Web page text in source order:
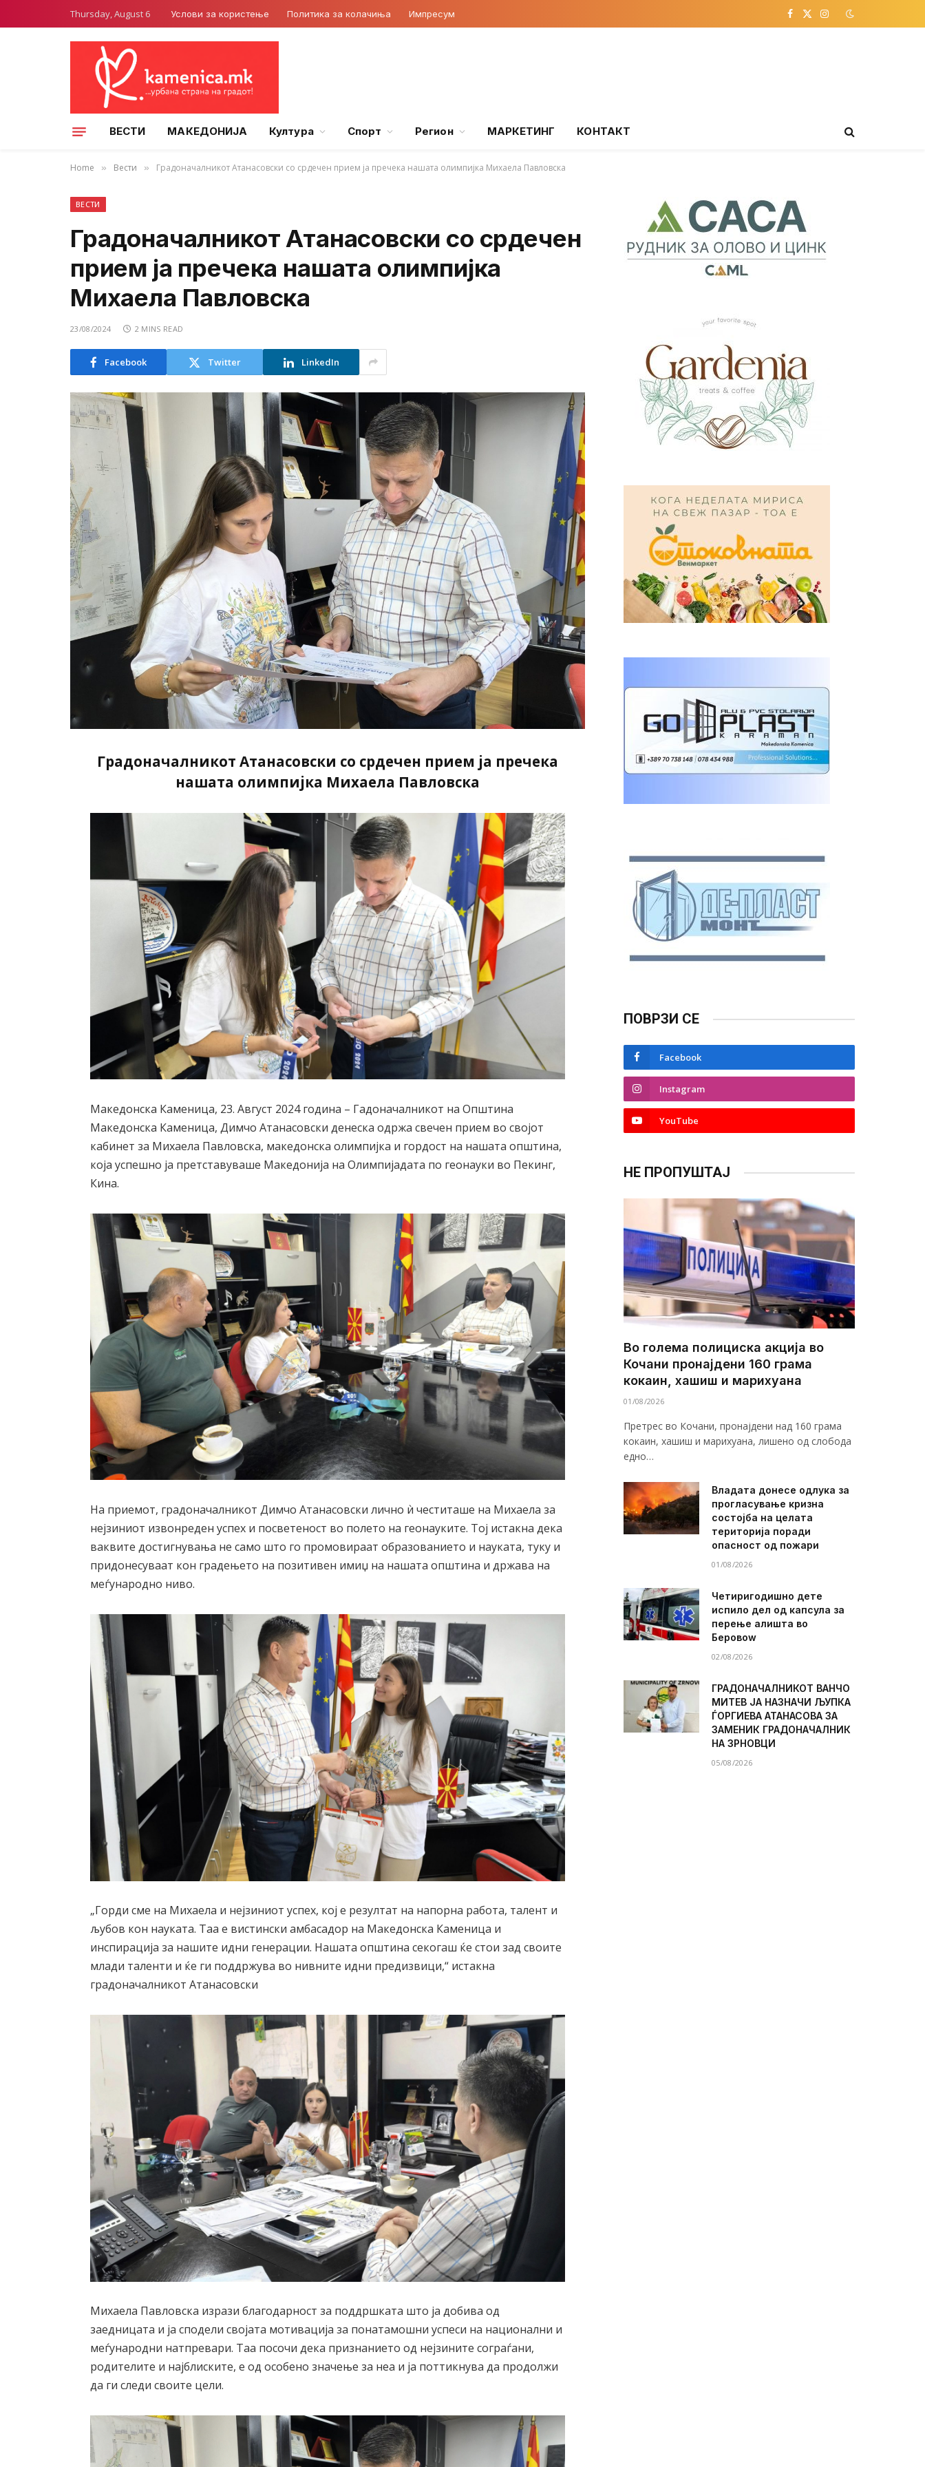
Thursday, August 6 Услови за користење Политика за колачиња Импресум Facebook
X
Instagram
ВЕСТИ МАКЕДОНИЈА Култура Спорт Регион МАРКЕТИНГ КОНТАКТ
Home » Вести » Градоначалникот Атанасовски со срдечен прием ја пречека нашата олимпијка Михаела Павловска
ВЕСТИ
Градоначалникот Атанасовски со срдечен
прием ја пречека нашата олимпијка
Михаела Павловска
23/08/2024 2 MINS READ
Facebook Twitter LinkedIn
Градоначалникот Атанасовски со срдечен прием ја пречека
нашата олимпијка Михаела Павловска
Македонска Каменица, 23. Август 2024 година – Гадоначалникот на Општина
Македонска Каменица, Димчо Атанасовски денеска одржа свечен прием во својот
кабинет за Михаела Павловска, македонска олимпијка и гордост на нашата општина,
која успешно ја претставуваше Македонија на Олимпијадата по геонауки во Пекинг,
Кина.
На приемот, градоначалникот Димчо Атанасовски лично ѝ честиташе на Михаела за
нејзиниот извонреден успех и посветеност во полето на геонауките. Тој истакна дека
ваквите достигнувања не само што го промовираат образованието и науката, туку и
придонесуваат кон градењето на позитивен имиџ на нашата општина и држава на
меѓународно ниво.
„Горди сме на Михаела и нејзиниот успех, кој е резултат на напорна работа, талент и
љубов кон науката. Таа е вистински амбасадор на Македонска Каменица и
инспирација за нашите идни генерации. Нашата општина секогаш ќе стои зад своите
млади таленти и ќе ги поддржува во нивните идни предизвици,“ истакна
градоначалникот Атанасовски
Михаела Павловска изрази благодарност за поддршката што ја добива од
заедницата и ја сподели својата мотивација за понатамошни успеси на национални и
меѓународни натпревари. Таа посочи дека признанието од нејзините сограѓани,
родителите и најблиските, е од особено значење за неа и ја поттикнува да продолжи
да ги следи своите цели.
ПОВРЗИ СЕ
Facebook
Instagram
YouTube
НЕ ПРОПУШТАЈ
Во голема полициска акција во
Кочани пронајдени 160 грама
кокаин, хашиш и марихуана
01/08/2026
Претрес во Кочани, пронајдени над 160 грама
кокаин, хашиш и марихуана, лишено од слобода
едно…
Владата донесе одлука за
прогласување кризна
состојба на целата
територија поради
опасност од пожари
01/08/2026
Четиригодишно дете
испило дел од капсула за
перење алишта во
Беровоw
02/08/2026
ГРАДОНАЧАЛНИКОТ ВАНЧО
МИТЕВ ЈА НАЗНАЧИ ЉУПКА
ЃОРГИЕВА АТАНАСОВА ЗА
ЗАМЕНИК ГРАДОНАЧАЛНИК
НА ЗРНОВЦИ
05/08/2026